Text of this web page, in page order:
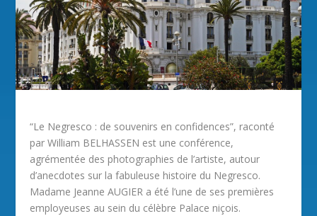
“Le Negresco : de souvenirs en confidences”, raconté
par William BELHASSEN est une conférence,
agrémentée des photographies de l’artiste, autour
d’anecdotes sur la fabuleuse histoire du Negresco.
Madame Jeanne AUGIER a été l’une de ses premières
employeuses au sein du célèbre Palace niçois.